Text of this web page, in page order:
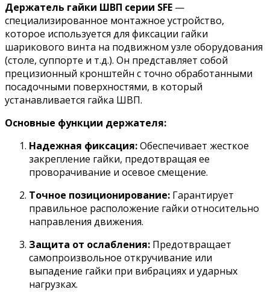
Держатель гайки ШВП серии SFE —
специализированное монтажное устройство,
которое используется для фиксации гайки
шарикового винта на подвижном узле оборудования
(столе, суппорте и т.д.). Он представляет собой
прецизионный кронштейн с точно обработанными
посадочными поверхностями, в который
устанавливается гайка ШВП.
Основные функции держателя:
Надежная фиксация:Обеспечивает жесткое
закрепление гайки, предотвращая ее
проворачивание и осевое смещение.
Точное позиционирование: Гарантирует
правильное расположение гайки относительно
направления движения.
Защита от ослабления: Предотвращает
самопроизвольное откручивание или
выпадение гайки при вибрациях и ударных
нагрузках.